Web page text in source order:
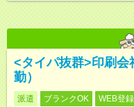
<タイパ抜群>印刷会
勤）
派遣 ブランクOK WEB登